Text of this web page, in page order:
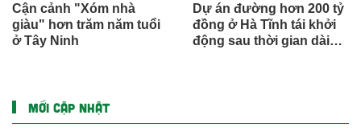
Cận cảnh "Xóm nhà
giàu" hơn trăm năm tuổi
ở Tây Ninh
Dự án đường hơn 200 tỷ
đồng ở Hà Tĩnh tái khởi
động sau thời gian dài
MỚI CẬP NHẬT